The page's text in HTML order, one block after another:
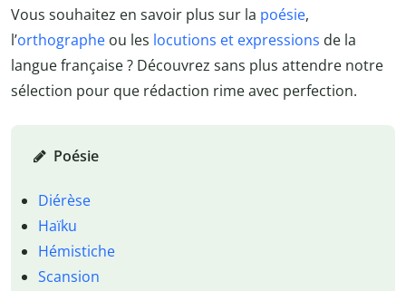
Vous souhaitez en savoir plus sur la poésie,
l’orthographe ou les locutions et expressions de la
langue française ? Découvrez sans plus attendre notre
sélection pour que rédaction rime avec perfection.
Poésie
Diérèse
Haïku
Hémistiche
Scansion